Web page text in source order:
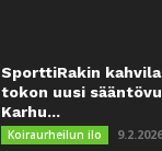
SporttiRakin
tokon uusi
Karhu...
Koiraurheilun ilo 9.2.2026